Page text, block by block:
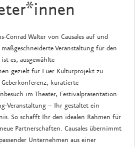
Walter von Causales auf und
Veranstaltung für den
ist es, ausgewählte
gezielt für Euer Kulturprojekt zu
Geberkonferenz, kuratierte
im Theater, Festivalpräsentation
Veranstaltung – Ihr gestaltet ein
So schafft Ihr den idealen Rahmen für
Partnerschaften. Causales übernimmt
Unternehmen aus einer